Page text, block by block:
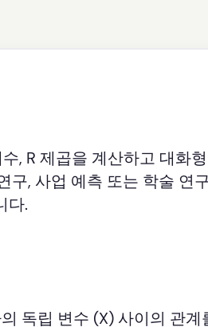
, R 제곱을 계산하고 대화
구, 사업 예측 또는 학술 연
다.
독립 변수 (X) 사이의 관계